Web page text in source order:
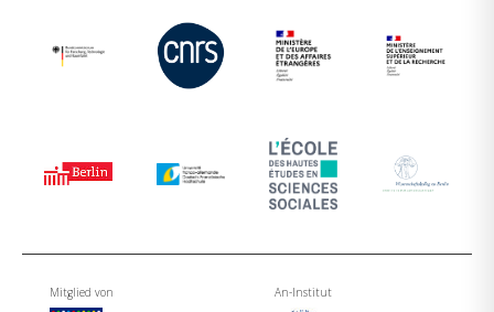
Mitglied von An-Institut